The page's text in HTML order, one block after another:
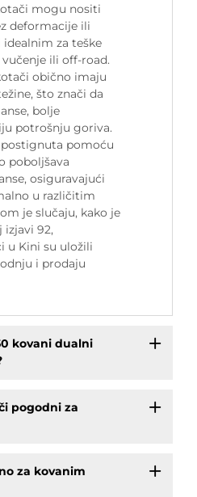
mogu nositi
deformacije ili
za teške
ili off-road.
obično imaju
što znači da
bolje
potrošnju goriva.
pomoću
poboljšava
osiguravajući
u različitim
je slučaju, kako je
izjavi 92,
u Kini su uložili
i prodaju
kovani dualni
pogodni za
za kovanim